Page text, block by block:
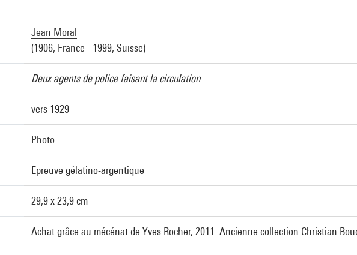
Jean Moral
(1906, France - 1999, Suisse)
Deux agents de police faisant la circulation
vers 1929
Photo
Epreuve gélatino-argentique
29,9 x 23,9 cm
Achat grâce au mécénat de Yves Rocher, 2011. Ancienne collection Christian